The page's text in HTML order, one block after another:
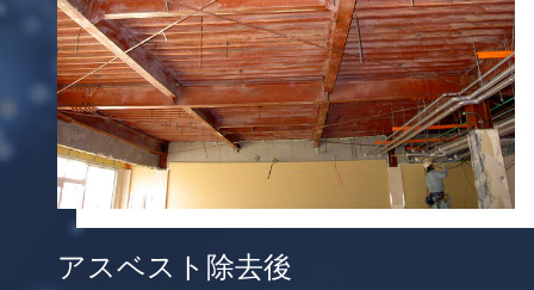
アスベスト除去後